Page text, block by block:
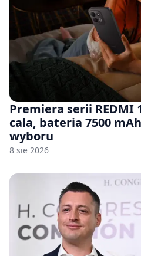
Premiera serii REDMI
cala, bateria 7500
wyboru
8 sie 2026